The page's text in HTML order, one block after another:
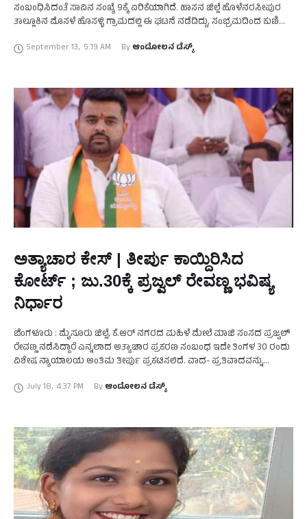
ಸಂಬಂಧಿಸಿದಂತೆ ಸಾವಿನ ಸಂಖ್ಯೆ 9ಕ್ಕೆ ಏರಿಕೆಯಾಗಿದೆ. ಹಾಸನ ಜಿಲ್ಲೆ ಹೊಳೆನರಸೀಪುರ
ತಾಲ್ಲೂಕಿನ ಮೊಸಳೆ ಹೊಸಳ್ಳಿ ಗ್ರಾಮದಲ್ಲಿ ಈ ಘಟನೆ ನಡೆದಿದ್ದು, ಸಂಭ್ರಮದಿಂದ ಕುಣಿದು
September 13, 5:19 AM By ಆಂದೋಲನ ಡೆಸ್ಕ್
ಅತ್ಯಾಚಾರ ಕೇಸ್ | ತೀರ್ಪು ಕಾಯ್ದಿರಿಸಿದ
ಕೋರ್ಟ್‌ ; ಜು.30ಕ್ಕೆ ಪ್ರಜ್ವಲ್‌ ರೇವಣ್ಣ ಭವಿಷ್ಯ
ನಿರ್ಧಾರ
ಬೆಂಗಳೂರು : ಮೈಸೂರು ಜಿಲ್ಲೆ, ಕೆ‌.ಆರ್ ನಗರದ ಮಹಿಳೆ ಮೇಲೆ ಮಾಜಿ ಸಂಸದ ಪ್ರಜ್ವಲ್
ರೇವಣ್ಣ ನಡೆಸಿದ್ದಾರೆ ಎನ್ನಲಾದ ಅತ್ಯಾಚಾರ ಪ್ರಕರಣ ಸಂಬಂಧ ಇದೇ ತಿಂಗಳ 30 ರಂದು
ವಿಶೇಷ ನ್ಯಾಯಾಲಯ ಅಂತಿಮ ತೀರ್ಪು ಪ್ರಕಟಿಸಲಿದೆ. ವಾದ- ಪ್ರತಿವಾದವನ್ನು
July 18, 4:37 PM By ಆಂದೋಲನ ಡೆಸ್ಕ್